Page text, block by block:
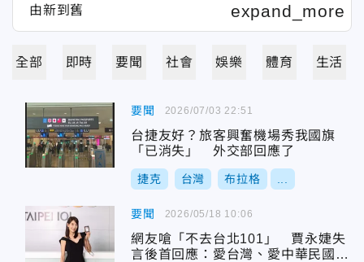
全部 即時 要聞 社會 娛樂 體育 生活
要聞
台捷友好？旅客興奮機場秀我國旗
「已消失」 外交部回應了
捷克 台灣 布拉格
2026/07/03 22:51
要聞
網友嗆「不去台北101」 賈永婕失
言後首回應：愛台灣、愛中華民國是
2026/05/18 10:06